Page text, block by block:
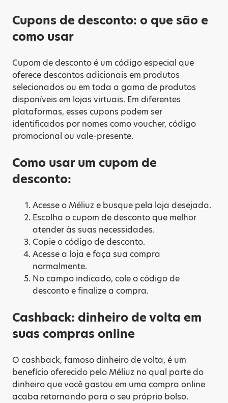
Cupons de desconto: o que são e
como usar
Cupom de desconto é um código especial que
oferece descontos adicionais em produtos
selecionados ou em toda a gama de produtos
disponíveis em lojas virtuais. Em diferentes
plataformas, esses cupons podem ser
identificados por nomes como voucher, código
promocional ou vale-presente.
Como usar um cupom de
desconto:
Acesse o Méliuz e busque pela loja desejada.
Escolha o cupom de desconto que melhor
atender às suas necessidades.
Copie o código de desconto.
Acesse a loja e faça sua compra
normalmente.
No campo indicado, cole o código de
desconto e finalize a compra.
Cashback: dinheiro de volta em
suas compras online
O cashback, famoso dinheiro de volta, é um
benefício oferecido pelo Méliuz no qual parte do
dinheiro que você gastou em uma compra online
acaba retornando para o seu próprio bolso.